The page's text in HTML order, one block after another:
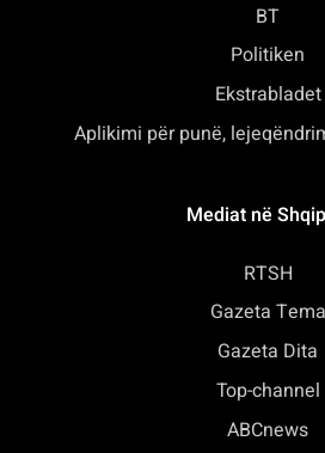
BT
Politiken
Ekstrabladet
Aplikimi për punë,
Mediat në
RTSH
Gazeta Tema
Gazeta Dita
Top-channel
ABCnews